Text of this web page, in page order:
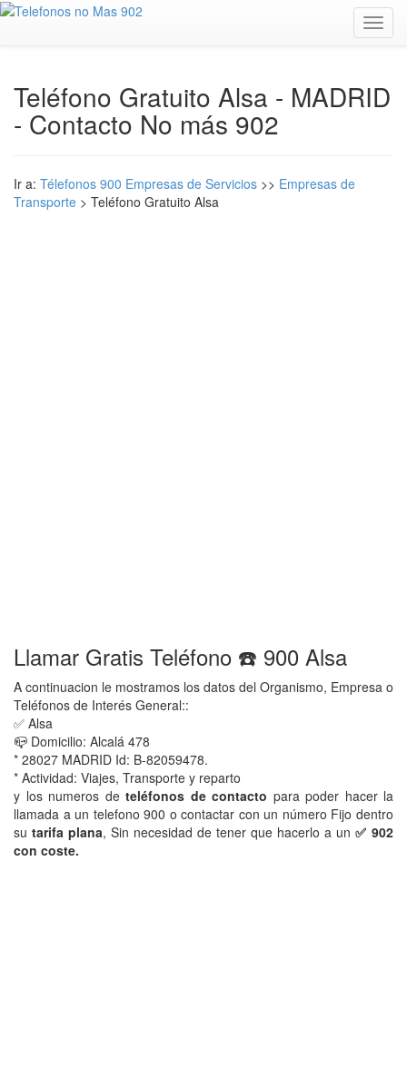
Teléfono Gratuito Alsa - MADRID
- Contacto No más 902
Ir a: Télefonos 900 Empresas de Servicios >> Empresas de
Transporte > Teléfono Gratuito Alsa
Llamar Gratis Teléfono ☎️ 900 Alsa
A continuacion le mostramos los datos del Organismo, Empresa o
Teléfonos de Interés General::
✅ Alsa
📪 Domicilio: Alcalá 478
* 28027 MADRID Id: B-82059478.
* Actividad: Viajes, Transporte y reparto
y los numeros de teléfonos de contacto para poder hacer la
llamada a un telefono 900 o contactar con un número Fijo dentro
su tarifa plana, Sin necesidad de tener que hacerlo a un ✅ 902
con coste.